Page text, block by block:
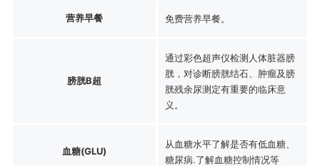
营养早餐 免费营养早餐。
膀胱B超
通过彩色超声仪检测人体脏器膀
胱，对诊断膀胱结石、肿瘤及膀
胱残余尿测定有重要的临床意
义。
血糖(GLU)
从血糖水平了解是否有低血糖、
糖尿病.了解血糖控制情况等